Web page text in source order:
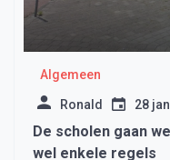
Algemeen
Ronald 28
De scholen gaan
wel enkele regels